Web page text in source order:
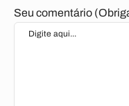
Seu comentário